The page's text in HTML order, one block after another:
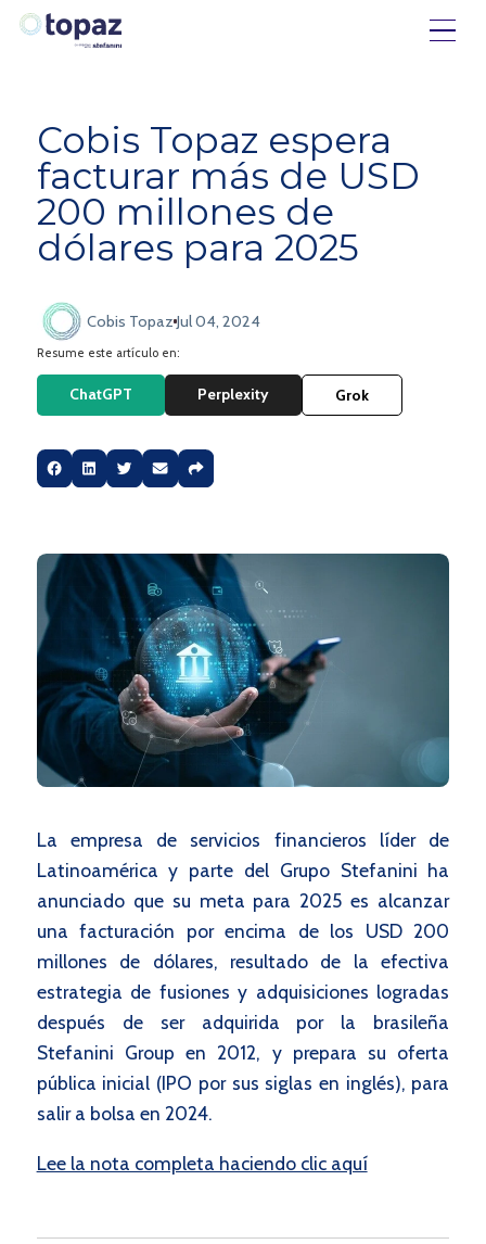
Cobis Topaz espera
facturar más de USD
200 millones de
dólares para 2025
Cobis Topaz Jul 04, 2024
Resume este artículo en:
ChatGPT Perplexity Grok
La empresa de servicios financieros líder de
Latinoamérica y parte del Grupo Stefanini ha
anunciado que su meta para 2025 es alcanzar
una facturación por encima de los USD 200
millones de dólares, resultado de la efectiva
estrategia de fusiones y adquisiciones logradas
después de ser adquirida por la brasileña
Stefanini Group en 2012, y prepara su oferta
pública inicial (IPO por sus siglas en inglés), para
salir a bolsa en 2024.
Lee la nota completa haciendo clic aquí